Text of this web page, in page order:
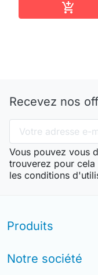

Recevez nos
Vous pouvez vous
trouverez pour
les conditions
Produits
Notre société